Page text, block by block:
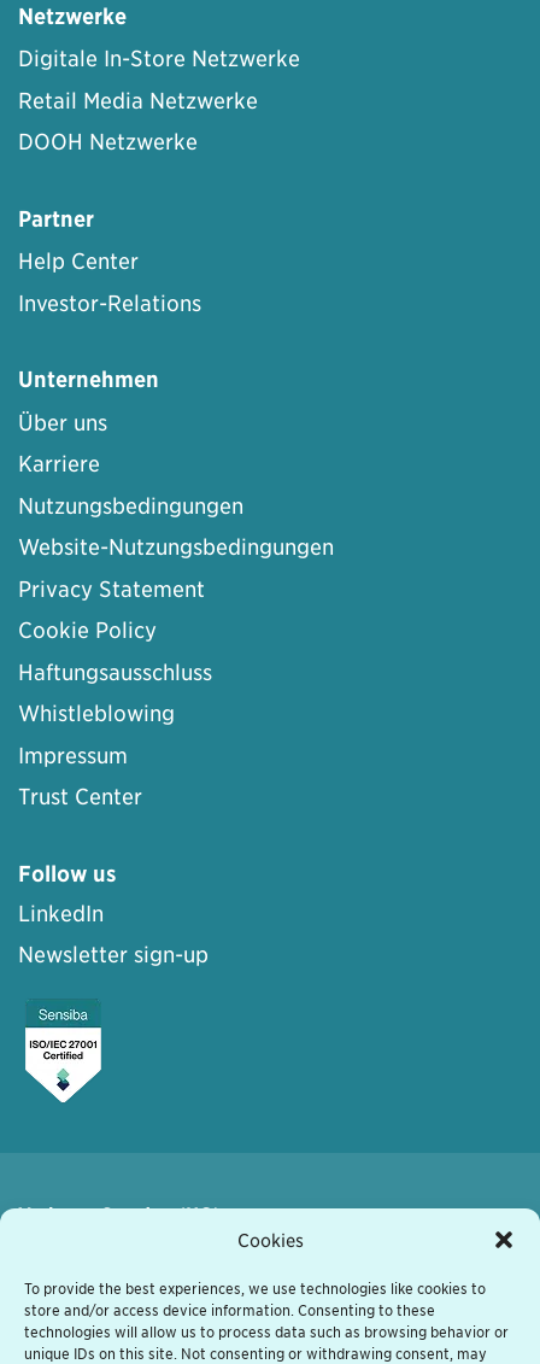
Cookies
To provide the best experiences, we use technologies like cookies to
store and/or access device information. Consenting to these
technologies will allow us to process data such as browsing behavior or
unique IDs on this site. Not consenting or withdrawing consent, may
Netzwerke
Digitale In-Store Netzwerke
Retail Media Netzwerke
DOOH Netzwerke
Partner
Help Center
Investor-Relations
Unternehmen
Über uns
Karriere
Nutzungsbedingungen
Website-Nutzungsbedingungen
Privacy Statement
Cookie Policy
Haftungsausschluss
Whistleblowing
Impressum
Trust Center
Follow us
LinkedIn
Newsletter sign-up
Varberg, Sweden (HQ)
+46 340 848 11
varberg@grassfish.com